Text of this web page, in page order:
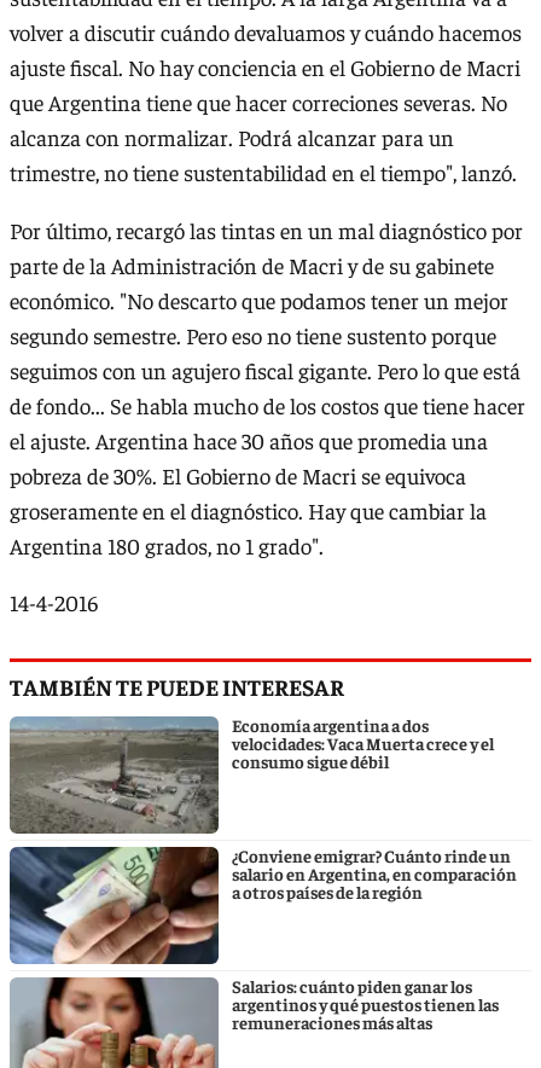
volver a discutir cuándo devaluamos y cuándo hacemos
ajuste fiscal. No hay conciencia en el Gobierno de Macri
que Argentina tiene que hacer correciones severas. No
alcanza con normalizar. Podrá alcanzar para un
trimestre, no tiene sustentabilidad en el tiempo", lanzó.
Por último, recargó las tintas en un mal diagnóstico por
parte de la Administración de Macri y de su gabinete
económico. "No descarto que podamos tener un mejor
segundo semestre. Pero eso no tiene sustento porque
seguimos con un agujero fiscal gigante. Pero lo que está
de fondo... Se habla mucho de los costos que tiene hacer
el ajuste. Argentina hace 30 años que promedia una
pobreza de 30%. El Gobierno de Macri se equivoca
groseramente en el diagnóstico. Hay que cambiar la
Argentina 180 grados, no 1 grado".
14-4-2016
TAMBIÉN TE PUEDE INTERESAR
Economía argentina a dos
velocidades: Vaca Muerta crece y el
consumo sigue débil
¿Conviene emigrar? Cuánto rinde un
salario en Argentina, en comparación
a otros países de la región
Salarios: cuánto piden ganar los
argentinos y qué puestos tienen las
remuneraciones más altas